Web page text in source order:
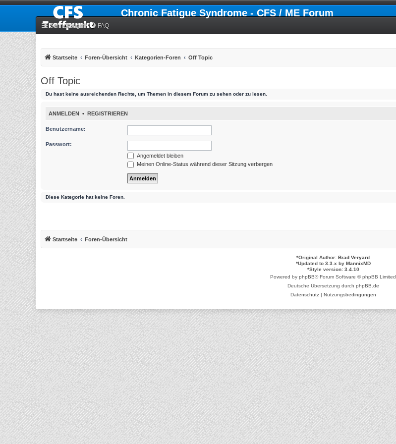
Chronic Fatigue Syndrome - CFS / ME Forum
Schnellzugriff FAQ
Startseite Foren-Übersicht Kategorien-Foren Off Topic
Off Topic
Du hast keine ausreichenden Rechte, um Themen in diesem Forum zu sehen oder zu lesen.
ANMELDEN • REGISTRIEREN
Benutzername:
Passwort:
Angemeldet bleiben
Meinen Online-Status während dieser Sitzung verbergen
Diese Kategorie hat keine Foren.
Startseite Foren-Übersicht
*Original Author: Brad Veryard
*Updated to 3.3.x by MannixMD
*Style version: 3.4.10
Powered by phpBB® Forum Software © phpBB Limited
Deutsche Übersetzung durch phpBB.de
Datenschutz| Nutzungsbedingungen